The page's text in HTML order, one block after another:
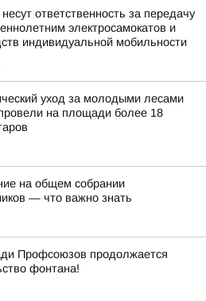
ответственность за передачу
электросамокатов и
индивидуальной мобильности
уход за молодыми лесами
на площади более 18
на общем собрании
— что важно знать
Профсоюзов продолжается
фонтана!